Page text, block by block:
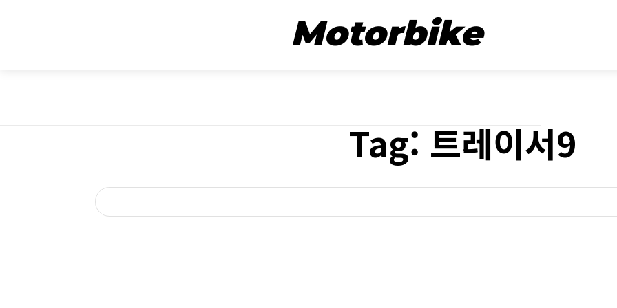
Motorbike
Tag: 트레이서9